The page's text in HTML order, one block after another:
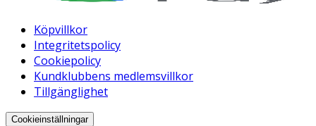
Köpvillkor
Integritetspolicy
Cookiepolicy
Kundklubbens medlemsvillkor
Tillgänglighet
Cookieinställningar